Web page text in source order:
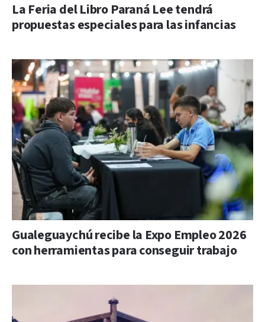
La Feria del Libro Paraná Lee tendrá
propuestas especiales para las infancias
Gualeguaychú recibe la Expo Empleo 2026
con herramientas para conseguir trabajo